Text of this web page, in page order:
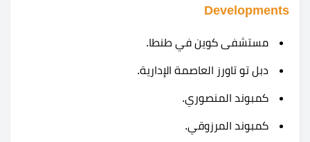
Developments
مستشفى كوين في طنطا.
دبل تو تاورز العاصمة الإدارية.
كمبوند المنصوري.
كمبوند المرزوقي.